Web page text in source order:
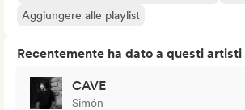
Aggiungere alle playlist
Recentemente ha dato a questi
CAVE
Simón